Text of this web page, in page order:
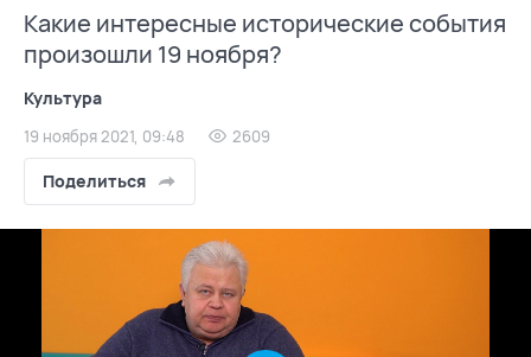
Какие интересные исторические события
произошли 19 ноября?
Культура
19 ноября 2021, 09:48 2609
Поделиться